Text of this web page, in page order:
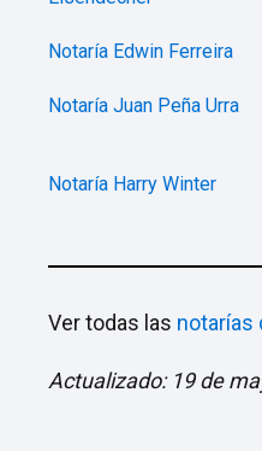
Notaría Edwin Ferreira
Notaría Juan Peña Urra
Notaría Harry Winter
Ver todas las notarías
Actualizado: 19 de